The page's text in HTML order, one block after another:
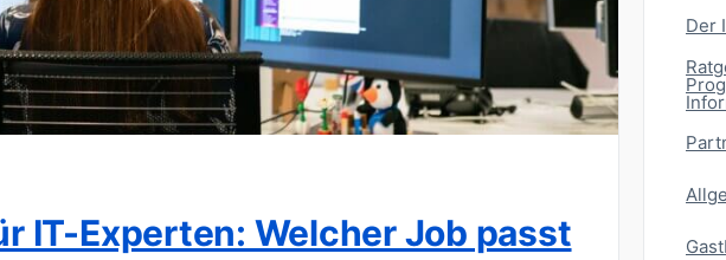
IT-Experten: Welcher Job passt
Der